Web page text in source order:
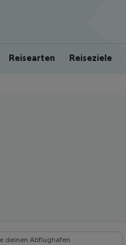
Reisearten Reiseziele
deinen Abflughafen